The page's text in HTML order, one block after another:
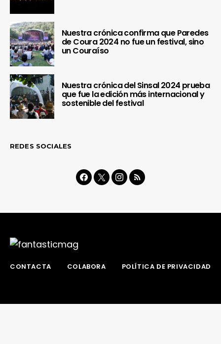
Nuestra crónica confirma que Paredes
de Coura 2024 no fue un festival, sino
un Couraíso
Nuestra crónica del Sinsal 2024 prueba
que fue la edición más internacional y
sostenible del festival
REDES SOCIALES
CONTACTA COLABORA POLÍTICA DE PRIVACIDAD